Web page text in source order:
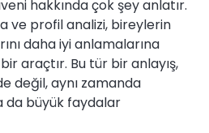
hakkında çok şey anlatır.
ve profil analizi, bireylerin
daha iyi anlamalarına
araçtır. Bu tür bir anlayış,
değil, aynı zamanda
da büyük faydalar